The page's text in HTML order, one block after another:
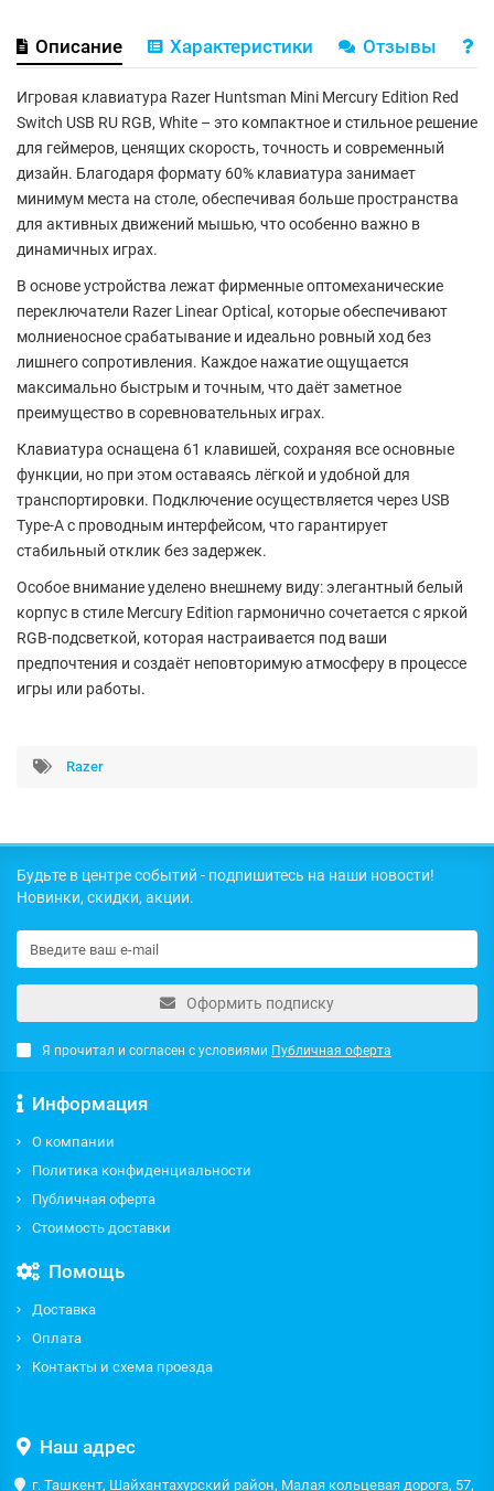
Описание Характеристики Отзывы
Игровая клавиатура Razer Huntsman Mini Mercury Edition Red
Switch USB RU RGB, White – это компактное и стильное решение
для геймеров, ценящих скорость, точность и современный
дизайн. Благодаря формату 60% клавиатура занимает
минимум места на столе, обеспечивая больше пространства
для активных движений мышью, что особенно важно в
динамичных играх.
В основе устройства лежат фирменныеоптомеханические
переключатели Razer Linear Optical , которые обеспечивают
молниеносное срабатывание и идеально ровный ход без
лишнего сопротивления. Каждое нажатие ощущается
максимально быстрым и точным, что даёт заметное
преимущество в соревновательных играх.
Клавиатура оснащена 61 клавишей, сохраняя все основные
функции, но при этом оставаясь лёгкой и удобной для
транспортировки. Подключение осуществляется через USB
Type-Aс проводным интерфейсом, что гарантирует
стабильный отклик без задержек.
Особое внимание уделено внешнему виду: элегантный белый
корпус в стиле Mercury Edition гармонично сочетается с яркой
RGB-подсветкой, которая настраивается под ваши
предпочтения и создаёт неповторимую атмосферу в процессе
игры или работы.
Razer
Будьте в центре событий - подпишитесь на наши новости!
Новинки, скидки, акции.
Оформить подписку
Я прочитал и согласен с условиями Публичная оферта
Информация
О компании
Политика конфиденциальности
Публичная оферта
Стоимость доставки
Помощь
Доставка
Оплата
Контакты и схема проезда
Наш адрес
г. Ташкент, Шайхантахурский район, Малая кольцевая дорога, 57,